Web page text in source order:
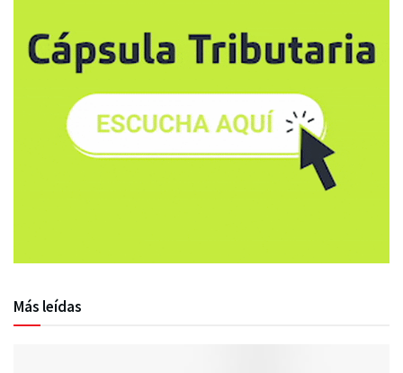
Más leídas